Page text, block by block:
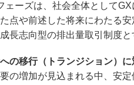
ェーズは、社会全体として
点や前述した将来にわたる安
長志向型の排出量取引制度
への移行（トランジション）に
の増加が見込まれる中、安定